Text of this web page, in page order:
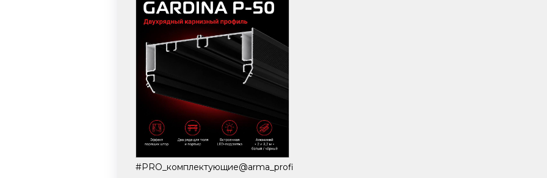
#PRO_комплектующие@arma_profi